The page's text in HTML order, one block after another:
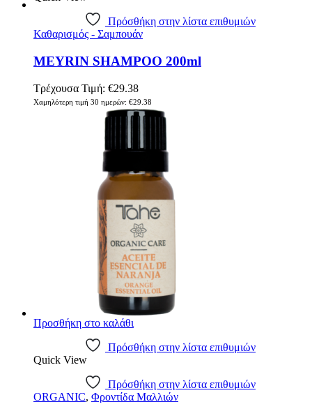
Πρόσθήκη στην λίστα επιθυμιών
Καθαρισμός - Σαμπουάν
MEYRIN SHAMPOO 200ml
Τρέχουσα Τιμή: €29.38
Χαμηλότερη τιμή 30 ημερών: €29.38
Προσθήκη στο καλάθι
Πρόσθήκη στην λίστα επιθυμιών
Quick View
Πρόσθήκη στην λίστα επιθυμιών
ORGANIC, Φροντίδα Μαλλιών